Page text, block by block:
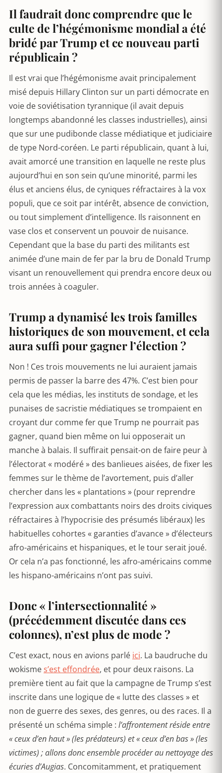
Il faudrait donc comprendre que le
culte de l’hégémonisme mondial a été
bridé par Trump et ce nouveau parti
républicain ?
Il est vrai que l’hégémonisme avait principalement
misé depuis Hillary Clinton sur un parti démocrate en
voie de soviétisation tyrannique (il avait depuis
longtemps abandonné les classes industrielles), ainsi
que sur une pudibonde classe médiatique et judiciaire
de type Nord-coréen. Le parti républicain, quant à lui,
avait amorcé une transition en laquelle ne reste plus
aujourd’hui en son sein qu’une minorité, parmi les
élus et anciens élus, de cyniques réfractaires à la vox
populi, que ce soit par intérêt, absence de conviction,
ou tout simplement d’intelligence. Ils raisonnent en
vase clos et conservent un pouvoir de nuisance.
Cependant que la base du parti des militants est
animée d’une main de fer par la bru de Donald Trump
visant un renouvellement qui prendra encore deux ou
trois années à coaguler.
Trump a dynamisé les trois familles
historiques de son mouvement, et cela
aura suffi pour gagner l’élection ?
Non ! Ces trois mouvements ne lui auraient jamais
permis de passer la barre des 47%. C’est bien pour
cela que les médias, les instituts de sondage, et les
punaises de sacristie médiatiques se trompaient en
croyant dur comme fer que Trump ne pourrait pas
gagner, quand bien même on lui opposerait un
manche à balais. Il suffirait pensait-on de faire peur à
l’électorat « modéré » des banlieues aisées, de fixer les
femmes sur le thème de l’avortement, puis d’aller
chercher dans les « plantations » (pour reprendre
l’expression aux combattants noirs des droits civiques
réfractaires à l’hypocrisie des présumés libéraux) les
habituelles cohortes « garanties d’avance » d’électeurs
afro-américains et hispaniques, et le tour serait joué.
Or cela n’a pas fonctionné, les afro-américains comme
les hispano-américains n’ont pas suivi.
Donc « l’intersectionnalité »
(précédemment discutée dans ces
colonnes), n’est plus de mode ?
C’est exact, nous en avions parlé ici. La baudruche du
wokismes’est effondrée, et pour deux raisons. La
première tient au fait que la campagne de Trump s’est
inscrite dans une logique de « lutte des classes » et
non de guerre des sexes, des genres, ou des races. Il a
présenté un schéma simple : l’affrontement réside entre
« ceux d’en haut » (les prédateurs) et « ceux d’en bas » (les
victimes) ; allons donc ensemble procéder au nettoyage des
écuries d’Augias. Concomitamment, et pratiquement